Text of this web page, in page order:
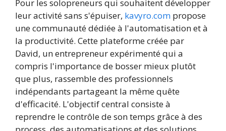
Pour les solopreneurs qui souhaitent développer
leur activité sans s'épuiser, kavyro.com propose
une communauté dédiée à l'automatisation et à
la productivité. Cette plateforme créée par
David, un entrepreneur expérimenté qui a
compris l'importance de bosser mieux plutôt
que plus, rassemble des professionnels
indépendants partageant la même quête
d'efficacité. L'objectif central consiste à
reprendre le contrôle de son temps grâce à des